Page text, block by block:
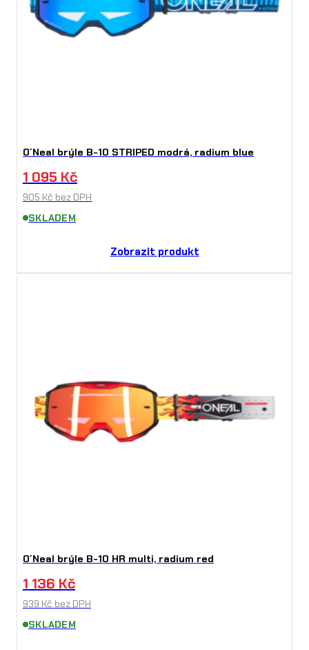
O´Neal brýle B-10 STRIPED modrá, radium blue
1 095 Kč
905 Kč bez DPH
SKLADEM
Zobrazit produkt
O´Neal brýle B-10 HR multi, radium red
1 136 Kč
939 Kč bez DPH
SKLADEM